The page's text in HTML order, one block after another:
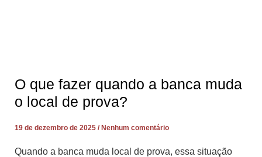
O que fazer quando a banca muda
o local de prova?
19 de dezembro de 2025 Nenhum comentário
Quando a banca muda local de prova, essa situação